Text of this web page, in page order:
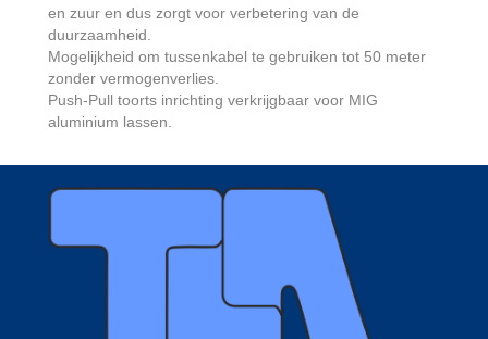
en zuur en dus zorgt voor verbetering van de
duurzaamheid.
Mogelijkheid om tussenkabel te gebruiken tot 50 meter
zonder vermogenverlies.
Push-Pull toorts inrichting verkrijgbaar voor MIG
aluminium lassen.